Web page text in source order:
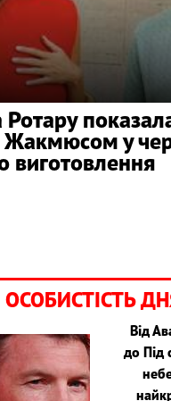
Жакмюсом у
виготовлення
ОСОБИСТІСТЬ
Від
до Під